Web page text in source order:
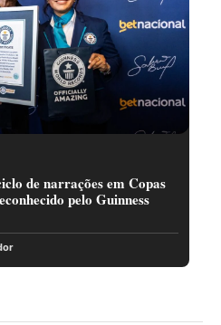
de narrações em Copas
pelo Guinness